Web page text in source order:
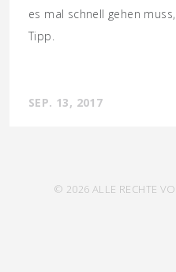
es mal schnell gehen
Tipp.
SEP. 13, 2017
© 2026 ALLE RECHTE